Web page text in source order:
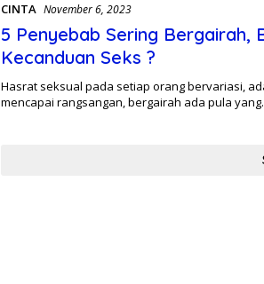
CINTA November 6, 2023
5 Penyebab Sering Bergairah,
Kecanduan Seks ?
Hasrat seksual pada setiap orang bervariasi,
mencapai rangsangan, bergairah ada pula